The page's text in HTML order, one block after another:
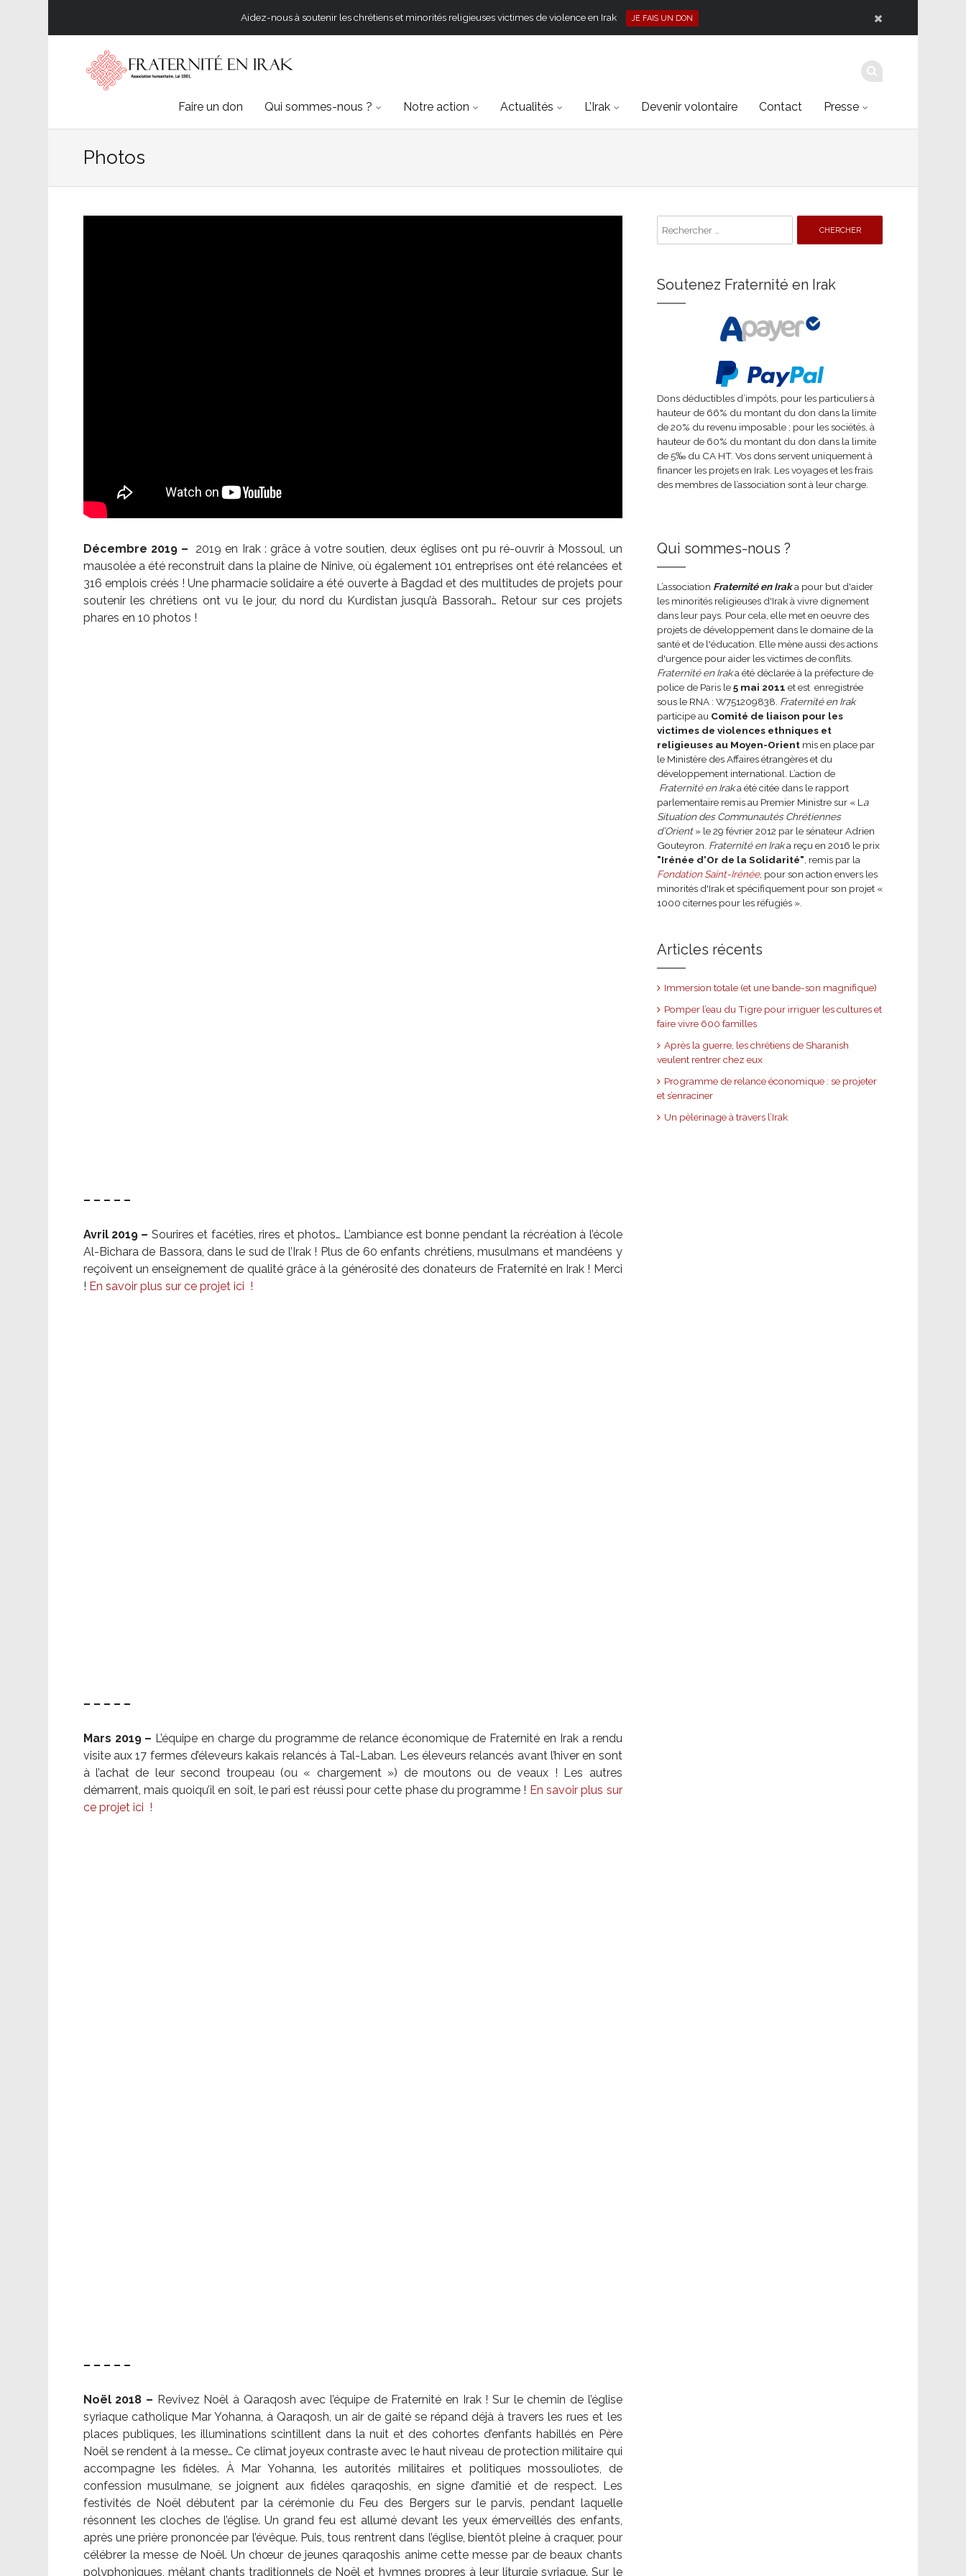
Aidez-nous à soutenir les chrétiens et minorités religieuses victimes de violence en Irak JE FAIS UN DON
Faire un don Qui sommes-nous ? Notre action Actualités L’Irak Devenir volontaire Contact Presse
Photos
Décembre 2019 – 2019 en Irak : grâce à votre soutien, deux églises ont pu ré-ouvrir à Mossoul, un
mausolée a été reconstruit dans la plaine de Ninive, où également 101 entreprises ont été relancées et
316 emplois créés ! Une pharmacie solidaire a été ouverte à Bagdad et des multitudes de projets pour
soutenir les chrétiens ont vu le jour, du nord du Kurdistan jusqu’à Bassorah… Retour sur ces projets
phares en 10 photos !
– – – – –
Avril 2019 – Sourires et facéties, rires et photos… L’ambiance est bonne pendant la récréation à l’école
Al-Bichara de Bassora, dans le sud de l’Irak ! Plus de 60 enfants chrétiens, musulmans et mandéens y
reçoivent un enseignement de qualité grâce à la générosité des donateurs de Fraternité en Irak ! Merci
! En savoir plus sur ce projet ici !
– – – – –
Mars 2019 – L’équipe en charge du programme de relance économique de Fraternité en Irak a rendu
visite aux 17 fermes d’éleveurs kakaïs relancés à Tal-Laban. Les éleveurs relancés avant l’hiver en sont
à l’achat de leur second troupeau (ou « chargement ») de moutons ou de veaux ! Les autres
démarrent, mais quoiqu’il en soit, le pari est réussi pour cette phase du programme ! En savoir plus sur
ce projet ici !
– – – – –
Noël 2018 – Revivez Noël à Qaraqosh avec l’équipe de Fraternité en Irak ! Sur le chemin de l’église
syriaque catholique Mar Yohanna, à Qaraqosh, un air de gaité se répand déjà à travers les rues et les
places publiques, les illuminations scintillent dans la nuit et des cohortes d’enfants habillés en Père
Noël se rendent à la messe… Ce climat joyeux contraste avec le haut niveau de protection militaire qui
accompagne les fidèles. À Mar Yohanna, les autorités militaires et politiques mossouliotes, de
confession musulmane, se joignent aux fidèles qaraqoshis, en signe d’amitié et de respect. Les
festivités de Noël débutent par la cérémonie du Feu des Bergers sur le parvis, pendant laquelle
résonnent les cloches de l’église. Un grand feu est allumé devant les yeux émerveillés des enfants,
après une prière prononcée par l’évêque. Puis, tous rentrent dans l’église, bientôt pleine à craquer, pour
célébrer la messe de Noël. Un chœur de jeunes qaraqoshis anime cette messe par de beaux chants
polyphoniques, mêlant chants traditionnels de Noël et hymnes propres à leur liturgie syriaque. Sur le
Soutenez Fraternité en Irak
Dons déductibles d’impôts, pour les particuliers à
hauteur de 66% du montant du don dans la limite
de 20% du revenu imposable ; pour les sociétés, à
hauteur de 60% du montant du don dans la limite
de 5‰ du CA HT. Vos dons servent uniquement à
financer les projets en Irak. Les voyages et les frais
des membres de l’association sont à leur charge.
Qui sommes-nous ?
L’association Fraternité en Iraka pour but d'aider
les minorités religieuses d'Irak à vivre dignement
dans leur pays. Pour cela, elle met en oeuvre des
projets de développement dans le domaine de la
santé et de l'éducation. Elle mène aussi des actions
d'urgence pour aider les victimes de conflits.
Fraternité en Iraka été déclarée à la préfecture de
police de Paris le5 mai 2011 et est enregistrée
sous le RNA : W751209838. Fraternité en Irak
participe au Comité de liaison pour les
victimes de violences ethniques et
religieuses au Moyen-Orientmis en place par
le Ministère des Affaires étrangères et du
développement international. L’action de
Fraternité en Iraka été citée dans le rapport
parlementaire remis au Premier Ministre sur « L a
Situation des Communautés Chrétiennes
d’Orient» le 29 février 2012 par le sénateur Adrien
Gouteyron. Fraternité en Iraka reçu en 2016 le prix
"Irénée d'Or de la Solidarité" , remis par la
Fondation Saint-Irénée, pour son action envers les
minorités d'Irak et spécifiquement pour son projet «
1000 citernes pour les réfugiés ».
Articles récents
Immersion totale (et une bande-son magnifique)
Pomper l’eau du Tigre pour irriguer les cultures et
faire vivre 600 familles
Après la guerre, les chrétiens de Sharanish
veulent rentrer chez eux
Programme de relance économique : se projeter
et s’enraciner
Un pèlerinage à travers l’Irak